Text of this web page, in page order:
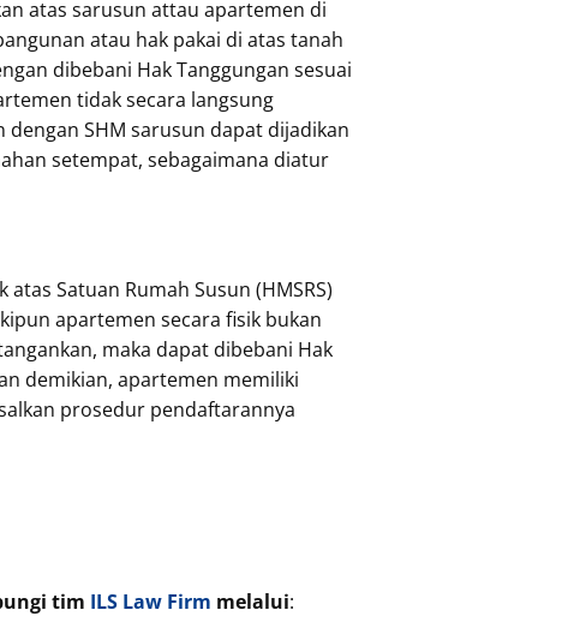
atas sarusun attau apartemen di
atau hak pakai di atas tanah
dibebani Hak Tanggungan sesuai
tidak secara langsung
SHM sarusun dapat dijadikan
setempat, sebagaimana diatur
Satuan Rumah Susun (HMSRS)
apartemen secara fisik bukan
maka dapat dibebani Hak
demikian, apartemen memiliki
prosedur pendaftarannya
tim ILS Law Firm melalui: